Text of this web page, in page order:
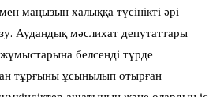
маңызын халыққа түсінікті әрі
Аудандық мәслихат депутаттары
белсенді түрде
тұрғыны ұсынылып отырған